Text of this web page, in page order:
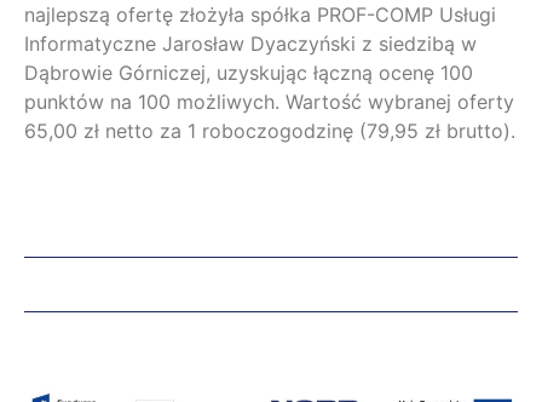
najlepszą ofertę złożyła spółka PROF-COMP Usługi
Informatyczne Jarosław Dyaczyński z siedzibą w
Dąbrowie Górniczej, uzyskując łączną ocenę 100
punktów na 100 możliwych. Wartość wybranej oferty
65,00 zł netto za 1 roboczogodzinę (79,95 zł brutto).